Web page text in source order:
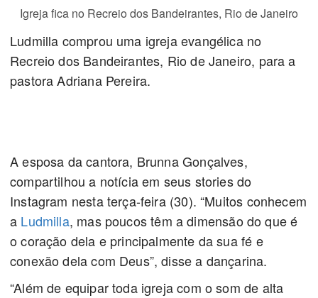
Igreja fica no Recreio dos Bandeirantes, Rio de Janeiro
Ludmilla comprou uma igreja evangélica no
Recreio dos Bandeirantes, Rio de Janeiro, para a
pastora Adriana Pereira.
A esposa da cantora, Brunna Gonçalves,
compartilhou a notícia em seus stories do
Instagram nesta terça-feira (30). “Muitos conhecem
a Ludmilla, mas poucos têm a dimensão do que é
o coração dela e principalmente da sua fé e
conexão dela com Deus”, disse a dançarina.
“Além de equipar toda igreja com o som de alta